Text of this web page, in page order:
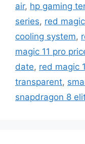
o
r
i
s
s
air, hp gaming
series, red
cooling system,
magic 11 pro
date, red magic
transparent,
snapdragon 8